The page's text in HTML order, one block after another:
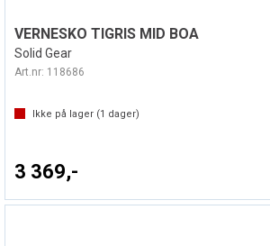
VERNESKO TIGRIS MID BOA
Solid Gear
Art.nr: 118686
Ikke på lager (1 dager)
3 369,-